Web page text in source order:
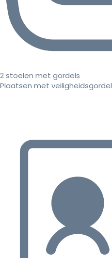
2 stoelen met gordels
Plaatsen met veiligheidsgordel